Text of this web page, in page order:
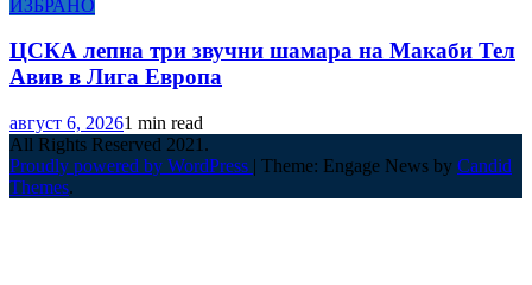
ИЗБРАНО
ЦСКА лепна три звучни шамара на Макаби Тел
Авив в Лига Европа
август 6, 20261 min read
All Rights Reserved 2021.
Proudly powered by WordPress | Theme: Engage News by Candid
Themes.